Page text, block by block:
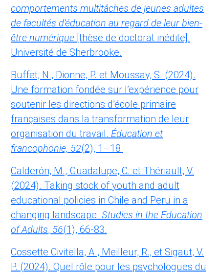
comportements multitâches de jeunes adultes
de facultés d’éducation au regard de leur bien-
être numérique [thèse de doctorat inédite].
Université de Sherbrooke.
Buffet, N., Dionne, P. et Moussay, S. (2024).
Une formation fondée sur l’expérience pour
soutenir les directions d’école primaire
françaises dans la transformation de leur
organisation du travail. Éducation et
francophonie, 52(2), 1–18.
Calderón, M., Guadalupe, C. et Thériault, V.
(2024). Taking stock of youth and adult
educational policies in Chile and Peru in a
changing landscape. Studies in the Education
of Adults, 56(1), 66-83.
Cossette Civitella, A., Meilleur, R., et Sigaut, V.
P. (2024). Quel rôle pour les psychologues du